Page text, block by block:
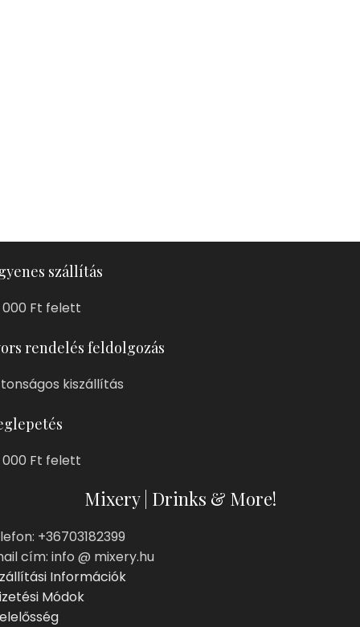
szállítás
000 Ft felett
rendelés feldolgozás
kiszállítás
000 Ft felett
Mixery | Drinks & More!
+36703182399
cím: info @ mixery.hu
Információk
Módok